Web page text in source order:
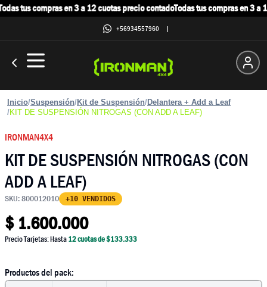
tus compras en 3 a 12 cuotas precio contadoTodas tus compras en 3 a
+56934557960 |
Inicio/Suspensión/Kit de Suspensión/Delantera + Add a Leaf
/KIT DE SUSPENSIÓN NITROGAS (CON ADD A LEAF)
IRONMAN4X4
KIT DE SUSPENSIÓN NITROGAS (CON
ADD A LEAF)
SKU:800012010 +10 VENDIDOS
$ 1.600.000
Precio Tarjetas: Hasta12cuotas de $133.333
Productos del pack: